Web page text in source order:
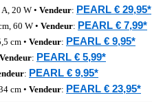
20 W • Vendeur: PEARL € 29,95*
60 W • Vendeur: PEARL € 7,99*
cm • Vendeur: PEARL € 9,95*
Vendeur: PEARL € 5,99*
: PEARL € 9,95*
cm • Vendeur: PEARL € 23,95*